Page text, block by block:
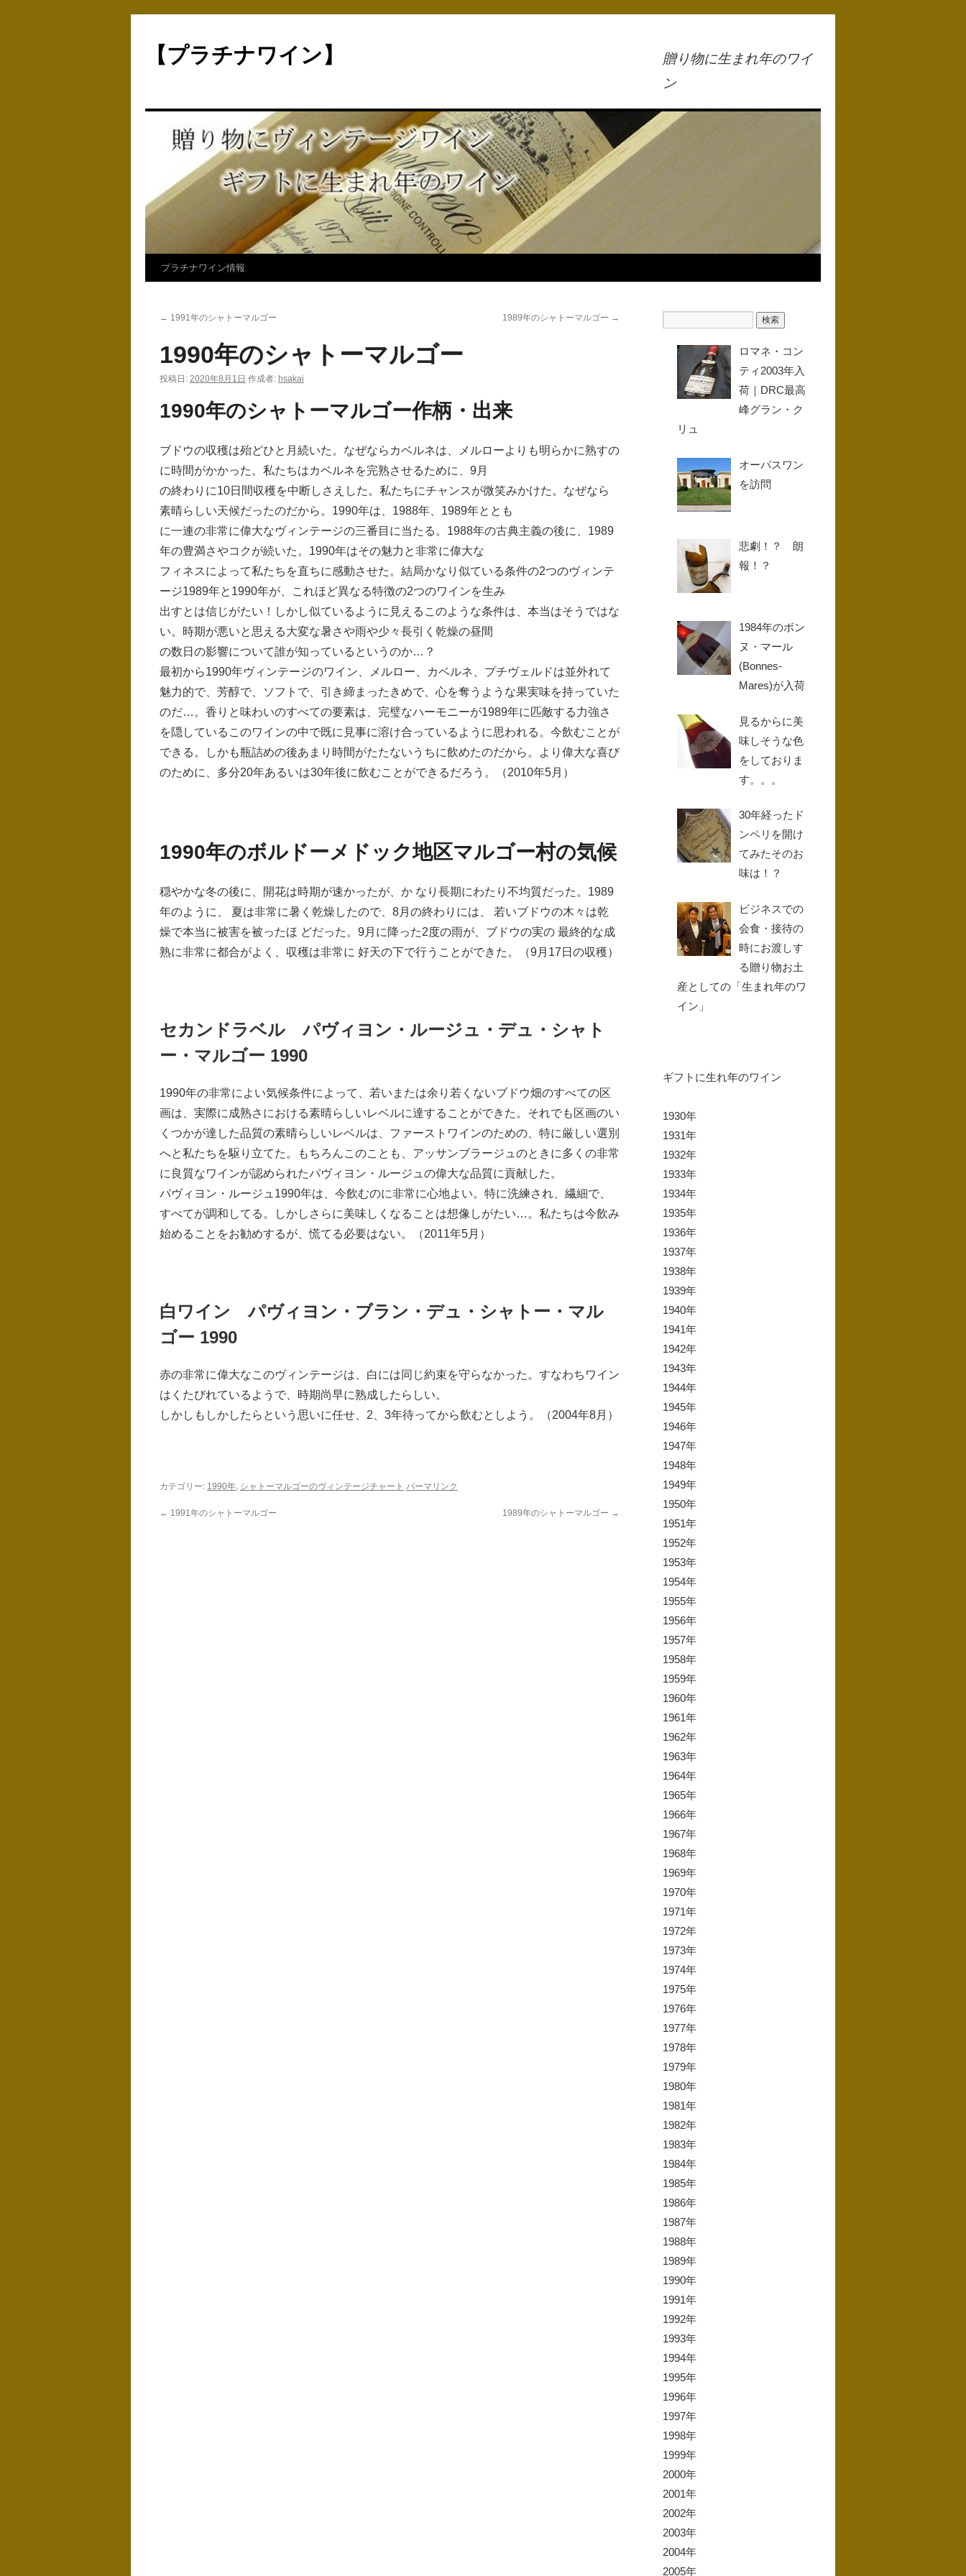
【プラチナワイン】
贈り物に生まれ年のワイ
ン
コ
テ
ン
ツ
へ
キ
ッ
プ
プラチナワイン情報
← 1991年のシャトーマルゴー 1989年のシャトーマルゴー →
1990年のシャトーマルゴー
投稿日: 2020年8月1日 作成者: hsakai
1990年のシャトーマルゴー作柄・出来
ブドウの収穫は殆どひと月続いた。なぜならカベルネは、メルローよりも明らかに熟すの
に時間がかかった。私たちはカベルネを完熟させるために、9月
の終わりに10日間収穫を中断しさえした。私たちにチャンスが微笑みかけた。なぜなら
素晴らしい天候だったのだから。1990年は、1988年、1989年ととも
に一連の非常に偉大なヴィンテージの三番目に当たる。1988年の古典主義の後に、1989
年の豊満さやコクが続いた。1990年はその魅力と非常に偉大な
フィネスによって私たちを直ちに感動させた。結局かなり似ている条件の2つのヴィンテ
ージ1989年と1990年が、これほど異なる特徴の2つのワインを生み
出すとは信じがたい！しかし似ているように見えるこのような条件は、本当はそうではな
い。時期が悪いと思える大変な暑さや雨や少々長引く乾燥の昼間
の数日の影響について誰が知っているというのか…？
最初から1990年ヴィンテージのワイン、メルロー、カベルネ、プチヴェルドは並外れて
魅力的で、芳醇で、ソフトで、引き締まったきめで、心を奪うような果実味を持っていた
のだ…。香りと味わいのすべての要素は、完璧なハーモニーが1989年に匹敵する力強さ
を隠しているこのワインの中で既に見事に溶け合っているように思われる。今飲むことが
できる。しかも瓶詰めの後あまり時間がたたないうちに飲めたのだから。より偉大な喜び
のために、多分20年あるいは30年後に飲むことができるだろう。（2010年5月）
1990年のボルドーメドック地区マルゴー村の気候
穏やかな冬の後に、開花は時期が速かったが、か なり長期にわたり不均質だった。1989
年のように、 夏は非常に暑く乾燥したので、8月の終わりには、 若いブドウの木々は乾
燥で本当に被害を被ったほ どだった。9月に降った2度の雨が、ブドウの実の 最終的な成
熟に非常に都合がよく、収穫は非常に 好天の下で行うことができた。（9月17日の収穫）
セカンドラベル パヴィヨン・ルージュ・デュ・シャト
ー・マルゴー 1990
1990年の非常によい気候条件によって、若いまたは余り若くないブドウ畑のすべての区
画は、実際に成熟さにおける素晴らしいレベルに達することができた。それでも区画のい
くつかが達した品質の素晴らしいレベルは、ファーストワインのための、特に厳しい選別
へと私たちを駆り立てた。もちろんこのことも、アッサンブラージュのときに多くの非常
に良質なワインが認められたパヴィヨン・ルージュの偉大な品質に貢献した。
パヴィヨン・ルージュ1990年は、今飲むのに非常に心地よい。特に洗練され、繊細で、
すべてが調和してる。しかしさらに美味しくなることは想像しがたい…。私たちは今飲み
始めることをお勧めするが、慌てる必要はない。（2011年5月）
白ワイン パヴィヨン・ブラン・デュ・シャトー・マル
ゴー 1990
赤の非常に偉大なこのヴィンテージは、白には同じ約束を守らなかった。すなわちワイン
はくたびれているようで、時期尚早に熟成したらしい。
しかしもしかしたらという思いに任せ、2、3年待ってから飲むとしよう。（2004年8月）
カテゴリー: 1990年, シャトーマルゴーのヴィンテージチャート パーマリンク
← 1991年のシャトーマルゴー 1989年のシャトーマルゴー →
ロマネ・コン
ティ2003年入
荷｜DRC最高
峰グラン・ク
リュ
オーパスワン
を訪問
悲劇！？ 朗
報！？
1984年のボン
ヌ・マール
(Bonnes-
Mares)が入荷
見るからに美
味しそうな色
をしておりま
す。。。
30年経ったド
ンペリを開け
てみたそのお
味は！？
ビジネスでの
会食・接待の
時にお渡しす
る贈り物お土
産としての「生まれ年のワ
イン」
ギフトに生れ年のワイン
1930年
1931年
1932年
1933年
1934年
1935年
1936年
1937年
1938年
1939年
1940年
1941年
1942年
1943年
1944年
1945年
1946年
1947年
1948年
1949年
1950年
1951年
1952年
1953年
1954年
1955年
1956年
1957年
1958年
1959年
1960年
1961年
1962年
1963年
1964年
1965年
1966年
1967年
1968年
1969年
1970年
1971年
1972年
1973年
1974年
1975年
1976年
1977年
1978年
1979年
1980年
1981年
1982年
1983年
1984年
1985年
1986年
1987年
1988年
1989年
1990年
1991年
1992年
1993年
1994年
1995年
1996年
1997年
1998年
1999年
2000年
2001年
2002年
2003年
2004年
2005年